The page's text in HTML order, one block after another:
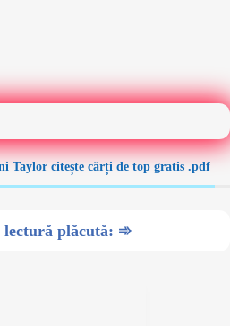
Taylor citește cărți de top gratis .pdf
lectură plăcută: ➾